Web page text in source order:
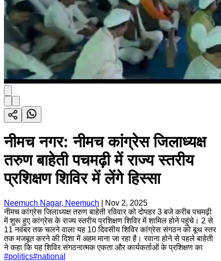
नीमच नगर: नीमच कांग्रेस जिलाध्यक्ष
तरुण बाहेती पचमढ़ी में राज्य स्तरीय
प्रशिक्षण शिविर में लेंगे हिस्सा
Neemuch Nagar, Neemuch
Nov 2, 2025
नीमच कांग्रेस जिलाध्यक्ष तरुण बाहेती रविवार को दोपहर 3 बजे करीब पचमढ़ी
में शुरू हुए कांग्रेस के राज्य स्तरीय प्रशिक्षण शिविर में शामिल होने पहुंचे। 2 से
11 नवंबर तक चलने वाला यह 10 दिवसीय शिविर कांग्रेस संगठन को बूथ स्तर
तक मजबूत करने की दिशा में अहम माना जा रहा है। रवाना होने से पहले बाहेती
ने कहा कि यह शिविर संगठनात्मक एकता और कार्यकर्ताओं के प्रशिक्षण का
#politics#national